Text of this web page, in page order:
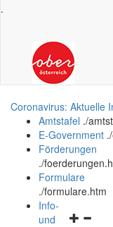
.
Coronavirus: Aktuelle
Amtstafel ./
E-Government .
Förderungen
./
Formulare
./formulare.htm
Info-
und